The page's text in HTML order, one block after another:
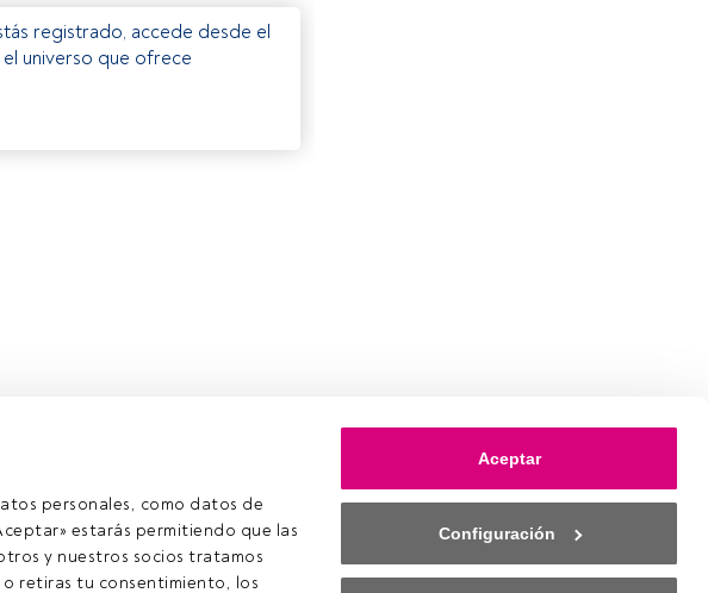
personales, como datos de
estarás permitiendo que las
y nuestros socios tratamos
retiras tu consentimiento, los
Aceptar
Configuración
registrado, accede desde el
universo que ofrece